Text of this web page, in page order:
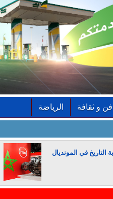
فن و ثقافة الرياضة
التاريخ في المونديال